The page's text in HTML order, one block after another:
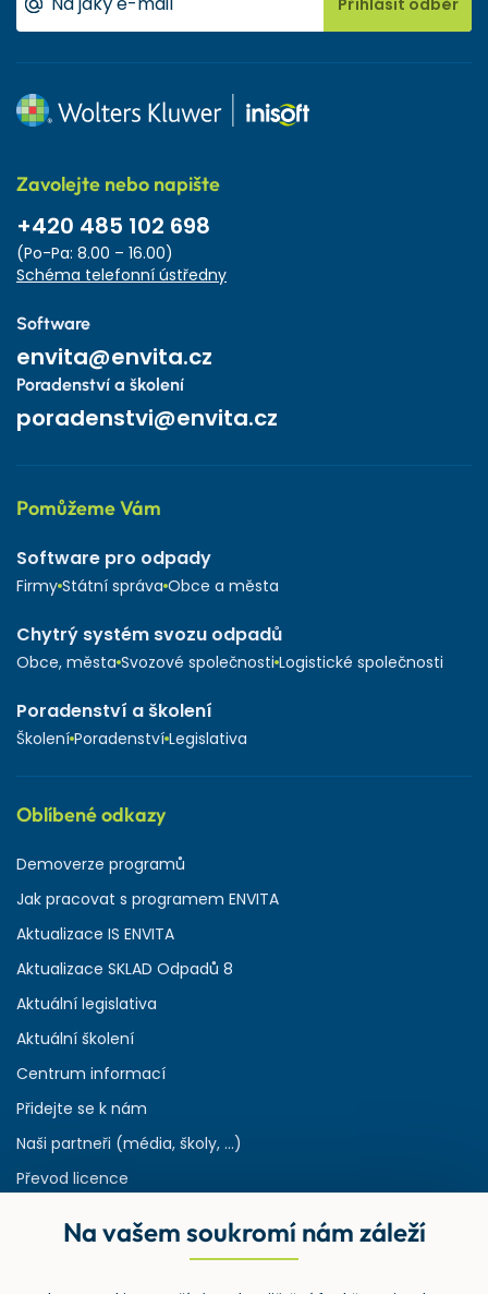
Zavolejte nebo napište
+420 485 102 698
(Po-Pa: 8.00 – 16.00)
Schéma telefonní ústředny
Software
envita@envita.cz
Poradenství a školení
poradenstvi@envita.cz
Pomůžeme Vám
Software pro odpady
Firmy Státní správa Obce a města
Chytrý systém svozu odpadů
Obce, města Svozové společnosti Logistické společnosti
Poradenství a školení
Školení Poradenství Legislativa
Oblíbené odkazy
Demoverze programů
Jak pracovat s programem ENVITA
Aktualizace IS ENVITA
Aktualizace SKLAD Odpadů 8
Aktuální legislativa
Aktuální školení
Centrum informací
Přidejte se k nám
Naši partneři (média, školy, ...)
Převod licence
Rejstřík používaných zkratek v odpadech
Na vašem soukromí nám záleží